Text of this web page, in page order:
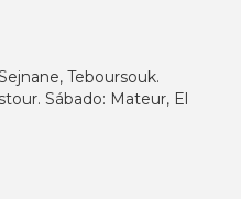
Teboursouk.
Sábado: Mateur, El